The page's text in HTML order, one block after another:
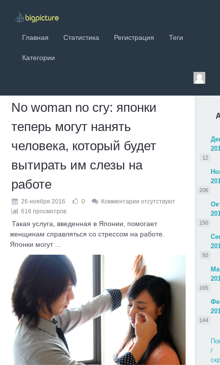
Главная Статистика Регистрация Теги
Категории
12
206
150
50
165
144
/
No woman no cry: японки
теперь могут нанять
человека, который будет
вытирать им слезы на
работе
26 ноября 2016 0
Комментарии отсутствуют
616 просмотров
Такая услуга, введенная в Японии, помогает
женщинам справляться со стрессом на работе.
Японки могут ...